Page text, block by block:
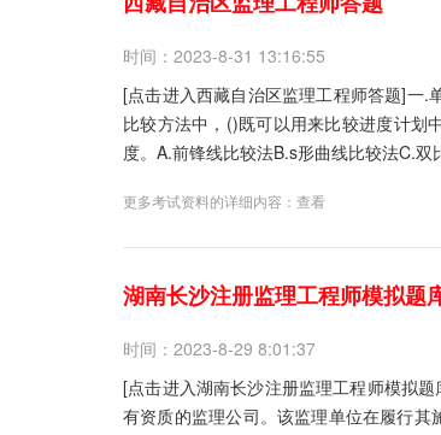
时间：2023-8-31 13:16:55
[点击进入西藏自治区监理工程师答题]一.
比较方法中，()既可以用来比较进度计划
度。A.前锋线比较法B.s形曲线比较法C.
更多考试资料的详细内容： 查看
湖南长沙注册监理工程师模拟题
时间：2023-8-29 8:01:37
[点击进入湖南长沙注册监理工程师模拟
有资质的监理公司。该监理单位在履行